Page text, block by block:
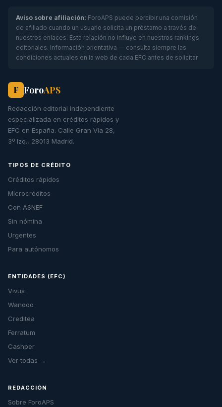
Aviso sobre afiliación: ForoAPS puede percibir una comisión
de afiliado cuando un usuario solicita un préstamo a través de
nuestros enlaces. Esta relación no influye en nuestros rankings
editoriales. Información orientativa — consulta siempre las
condiciones actuales en la web de cada EFC antes de solicitar.
F ForoAPS
Redacción editorial independiente
especializada en créditos rápidos y
EFC en España. Calle Gran Vía 28,
3º Izq., 28013 Madrid.
TIPOS DE CRÉDITO
Créditos rápidos
Microcréditos
Con ASNEF
Sin nómina
Urgentes
Para autónomos
ENTIDADES (EFC)
Vivus
Wandoo
Creditea
Ferratum
Cashper
Ver todas →
REDACCIÓN
Sobre ForoAPS